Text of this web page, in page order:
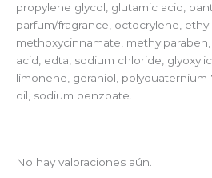
propylene glycol, glutamic acid,
parfum/fragrance, octocrylene,
methoxycinnamate,
acid, edta, sodium chloride,
limonene, geraniol,
oil, sodium benzoate.
No hay valoraciones aún.